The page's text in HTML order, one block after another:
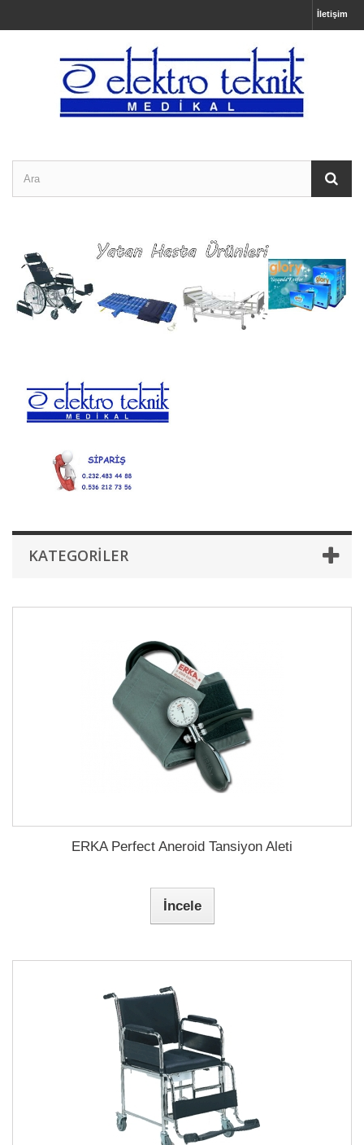
İletişim
Slayt2
KATEGORILER
ERKA Perfect Aneroid Tansiyon Aleti
İncele